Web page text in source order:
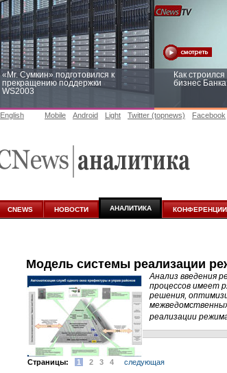
«Mr. Сумкин» подготовился к
прекращению поддержки
WS2003
Как
бизнес
аналитике
English Mobile Android Light Twitter (topnews) Facebook
CNEWS НОВОСТИ АНАЛИТИКА КОНФЕРЕНЦИИ
Модель системы реализации
Анализ введения
процессов имеет
решения,
реализации
Cтраницы: 1 2 3 4 следующая